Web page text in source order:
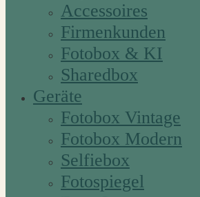
Accessoires
Firmenkunden
Fotobox & KI
Sharedbox
Geräte
Fotobox Vintage
Fotobox Modern
Selfiebox
Fotospiegel